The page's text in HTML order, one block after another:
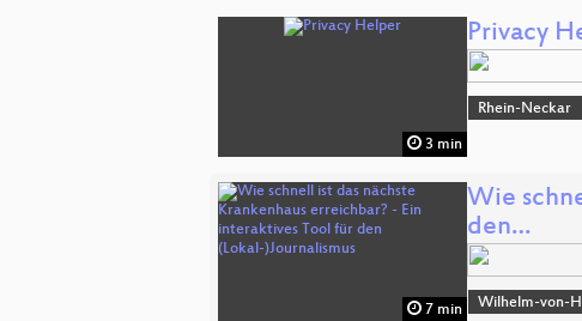
3 min
Privacy
Rhein-Neckar
7 min
Wie
den…
Wilhelm-von-